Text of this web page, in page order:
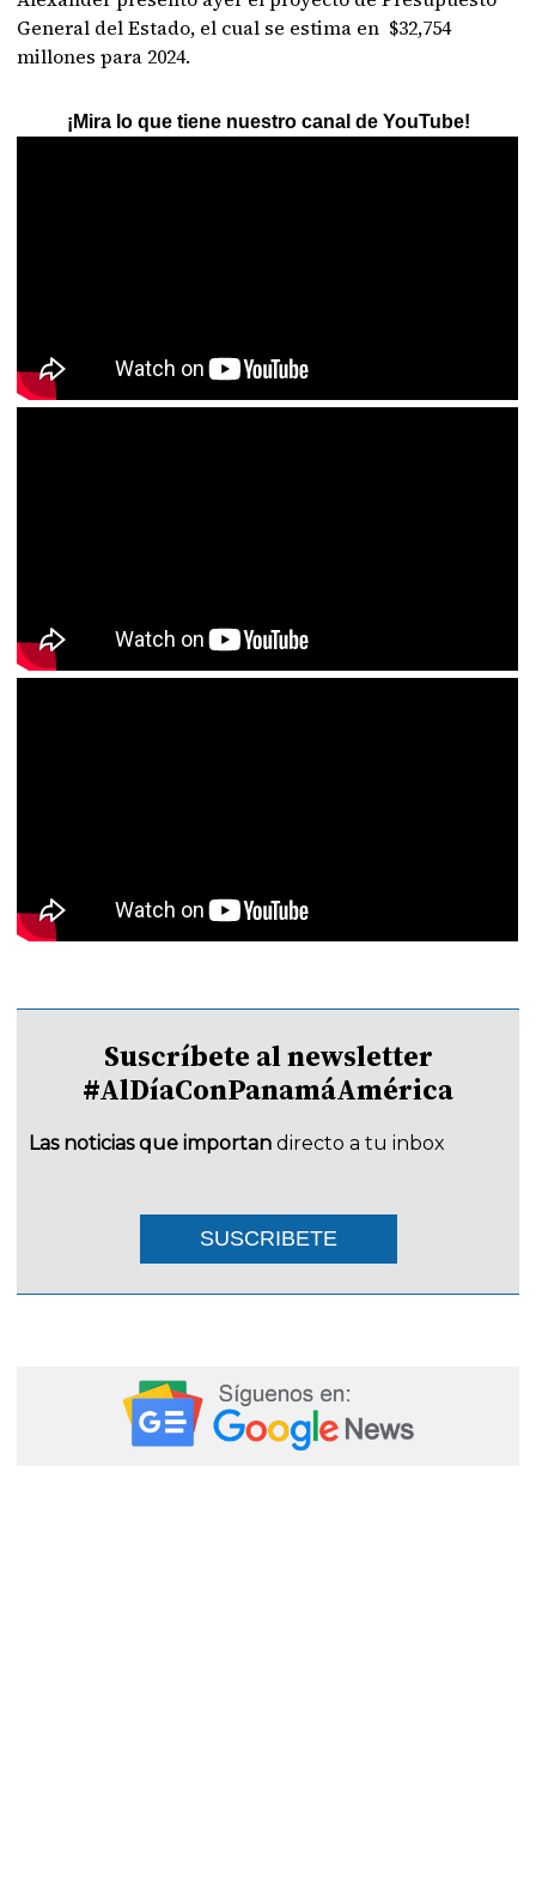
General del Estado, el cual se estima en $32,754
millones para 2024.
¡Mira lo que tiene nuestro canal de YouTube!
Suscríbete al newsletter
#AlDíaConPanamáAmérica
Las noticias que importan directo a tu inbox
SUSCRIBETE